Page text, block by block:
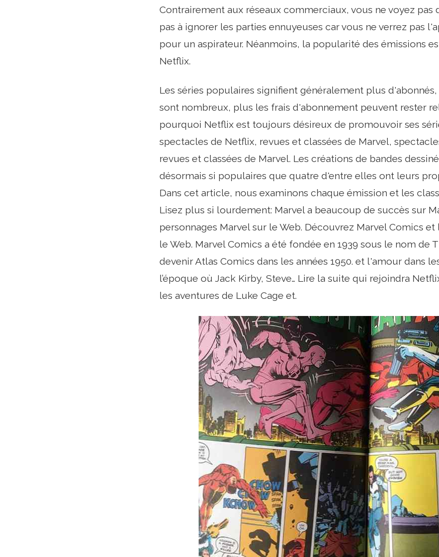
Contrairement aux réseaux commerciaux, vous ne voyez pas
pas à ignorer les parties ennuyeuses car vous ne verrez pas
pour un aspirateur. Néanmoins, la popularité des émissions
Netflix.
Les séries populaires signifient généralement plus
sont nombreux, plus les frais d'abonnement peuvent rester
pourquoi Netflix est toujours désireux de promouvoir ses
spectacles de Netflix, revues et classées de Marvel,
revues et classées de Marvel. Les créations de bandes
désormais si populaires que quatre d'entre elles ont leurs
Dans cet article, nous examinons chaque émission et les
Lisez plus si lourdement: Marvel a beaucoup de succès sur
personnages Marvel sur le Web. Découvrez Marvel Comics
le Web. Marvel Comics a été fondée en 1939 sous le nom de
devenir Atlas Comics dans les années 1950. et l'amour dans
l’époque où Jack Kirby, Steve… Lire la suite qui rejoindra
les aventures de Luke Cage et.